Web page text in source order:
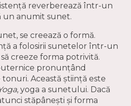
reverberează într-un
un anumit sunet.
se creează o formă.
a folosirii sunetelor într-un
creeze forma potrivită.
pronunțând
Această știință este
, yoga a sunetului. Dacă
stăpânești și forma